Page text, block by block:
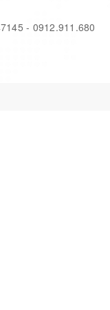
- 0912.911.680